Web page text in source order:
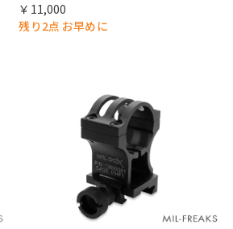
￥11,000
残り2点 お早めに